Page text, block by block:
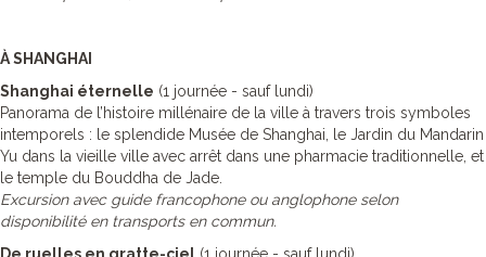
À SHANGHAI
Shanghai éternelle (1 journée - sauf lundi)
Panorama de l’histoire millénaire de la ville à travers trois symboles
intemporels : le splendide Musée de Shanghai, le Jardin du Mandarin
Yu dans la vieille ville avec arrêt dans une pharmacie traditionnelle, et
le temple du Bouddha de Jade.
Excursion avec guide francophone ou anglophone selon
disponibilité en transports en commun.